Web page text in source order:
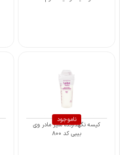
ناموجود
کیسه نگهدارنده شیر مادر وی
بیبی کد ۸۰۰